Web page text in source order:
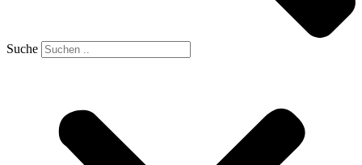
Suche